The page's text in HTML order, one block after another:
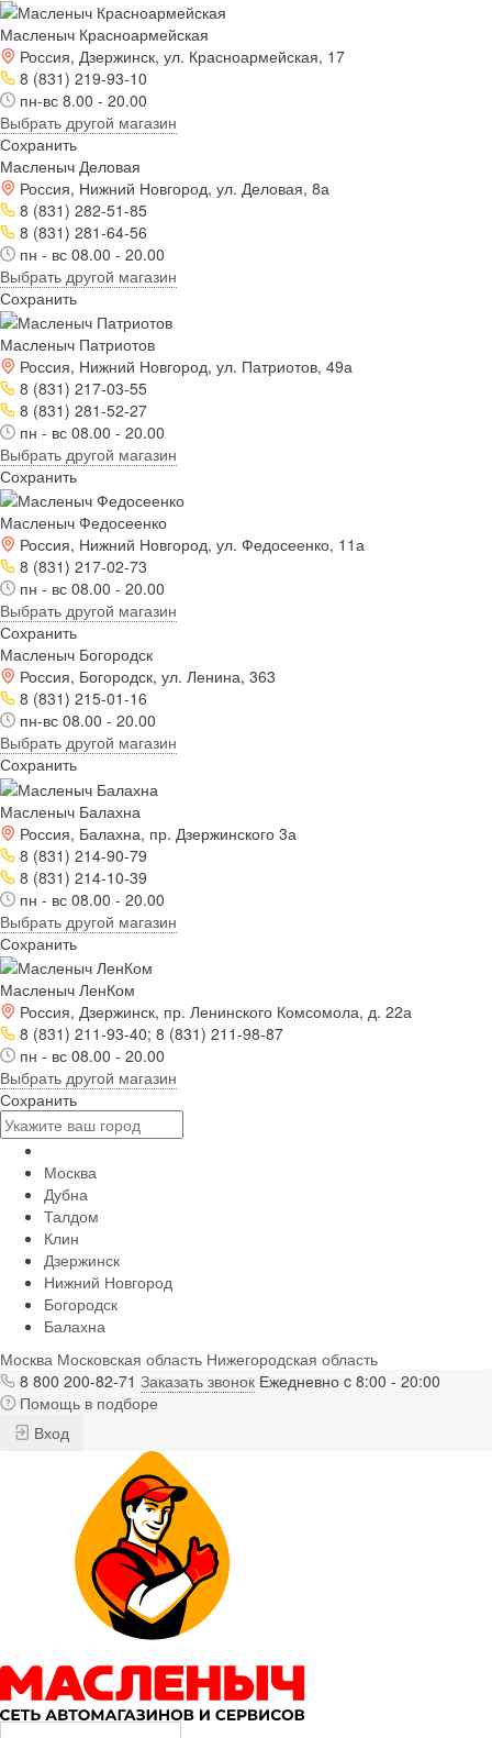
Масленыч Красноармейская
Россия, Дзержинск, ул. Красноармейская, 17
8 (831) 219-93-10
пн-вс 8.00 - 20.00
Выбрать другой магазин
Сохранить
Масленыч Деловая
Россия, Нижний Новгород, ул. Деловая, 8а
8 (831) 282-51-85
8 (831) 281-64-56
пн - вс 08.00 - 20.00
Выбрать другой магазин
Сохранить
Масленыч Патриотов
Россия, Нижний Новгород, ул. Патриотов, 49а
8 (831) 217-03-55
8 (831) 281-52-27
пн - вс 08.00 - 20.00
Выбрать другой магазин
Сохранить
Масленыч Федосеенко
Россия, Нижний Новгород, ул. Федосеенко, 11а
8 (831) 217-02-73
пн - вс 08.00 - 20.00
Выбрать другой магазин
Сохранить
Масленыч Богородск
Россия, Богородск, ул. Ленина, 363
8 (831) 215-01-16
пн-вс 08.00 - 20.00
Выбрать другой магазин
Сохранить
Масленыч Балахна
Россия, Балахна, пр. Дзержинского 3а
8 (831) 214-90-79
8 (831) 214-10-39
пн - вс 08.00 - 20.00
Выбрать другой магазин
Сохранить
Масленыч ЛенКом
Россия, Дзержинск, пр. Ленинского Комсомола, д. 22а
8 (831) 211-93-40; 8 (831) 211-98-87
пн - вс 08.00 - 20.00
Выбрать другой магазин
Сохранить
Москва
Дубна
Талдом
Клин
Дзержинск
Нижний Новгород
Богородск
Балахна
Москва Московская область Нижегородская область
8 800 200-82-71 Заказать звонок Ежедневно c 8:00 - 20:00
Помощь в подборе
Вход